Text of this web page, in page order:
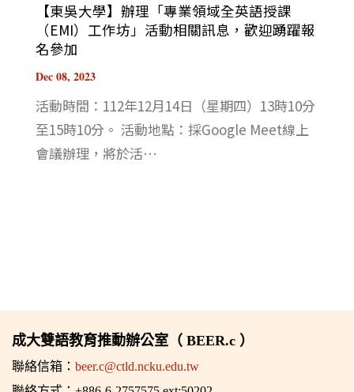
【東吳大學】辦理「專業領域全英語授課
（EMI）工作坊」活動相關訊息，歡迎踴躍報
名參加
Dec 08, 2023
活動時間：112年12月14日（星期四）13時10分
至15時10分。 活動地點：採Google Meet線上
會議辦理，將於活⋯
成大雙語教育推動辦公室（ BEER.c ）
聯絡信箱： beer.c@ctld.ncku.edu.tw